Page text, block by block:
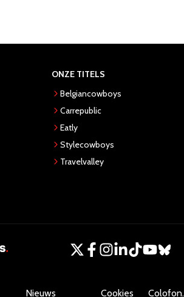
ONZE TITELS
Belgiancowboys
Carrepublic
Eatly
Stylecowboys
Travelvalley
Nieuws Cookies Colofon.